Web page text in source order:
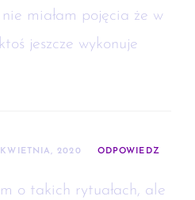
miałam pojęcia że w
jeszcze wykonuje
KWIETNIA, 2020 ODPOWIEDZ
o takich rytuałach, ale